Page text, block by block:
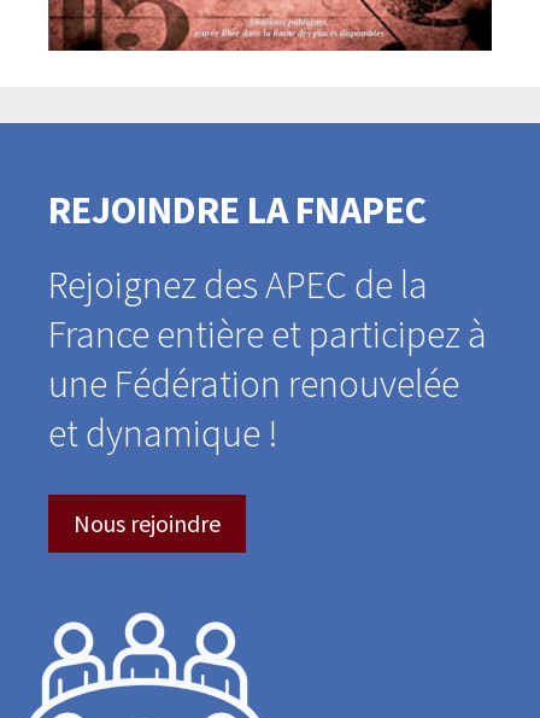
REJOINDRE LA FNAPEC
Rejoignez des APEC de la
France entière et par­ti­ci­pez à
une Fédération renou­ve­lée
et dynamique !
Nous rejoindre